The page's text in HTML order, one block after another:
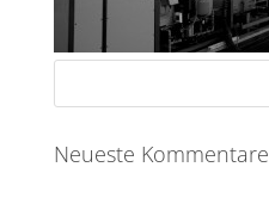
Neueste Kommentare